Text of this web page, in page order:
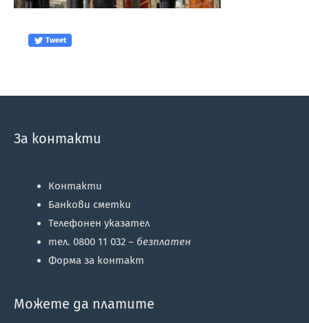
Tweet
За контакти
Контакти
Банкови сметки
Телефонен указател
тел. 0800 11 032 – безплатен
Форма за контакт
Можете да платите